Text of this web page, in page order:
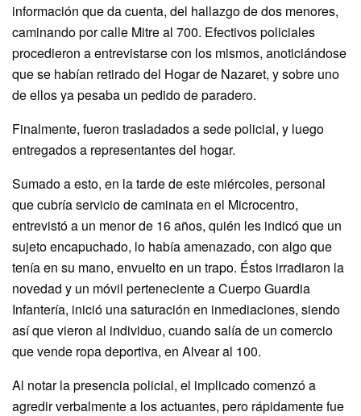
información que da cuenta, del hallazgo de dos menores,
caminando por calle Mitre al 700. Efectivos policiales
procedieron a entrevistarse con los mismos, anoticiándose
que se habían retirado del Hogar de Nazaret, y sobre uno
de ellos ya pesaba un pedido de paradero.
Finalmente, fueron trasladados a sede policial, y luego
entregados a representantes del hogar.
Sumado a esto, en la tarde de este miércoles, personal
que cubría servicio de caminata en el Microcentro,
entrevistó a un menor de 16 años, quién les indicó que un
sujeto encapuchado, lo había amenazado, con algo que
tenía en su mano, envuelto en un trapo. Éstos irradiaron la
novedad y un móvil perteneciente a Cuerpo Guardia
Infantería, inició una saturación en inmediaciones, siendo
así que vieron al individuo, cuando salía de un comercio
que vende ropa deportiva, en Alvear al 100.
Al notar la presencia policial, el implicado comenzó a
agredir verbalmente a los actuantes, pero rápidamente fue